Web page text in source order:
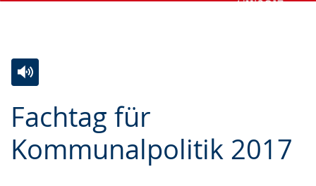
Fachtag für
Kommunalpolitik 2017
Leichten
Sprache
wechseln.
Audio-
Unterstützung.
Video
in
Deutscher